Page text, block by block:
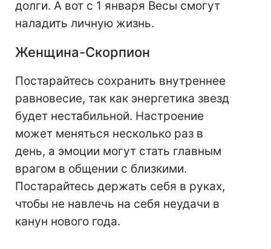
долги. А вот с 1 января Весы смогут
наладить личную жизнь.
Женщина-Скорпион
Постарайтесь сохранить внутреннее
равновесие, так как энергетика звезд
будет нестабильной. Настроение
может меняться несколько раз в
день, а эмоции могут стать главным
врагом в общении с близкими.
Постарайтесь держать себя в руках,
чтобы не навлечь на себя неудачи в
канун нового года.